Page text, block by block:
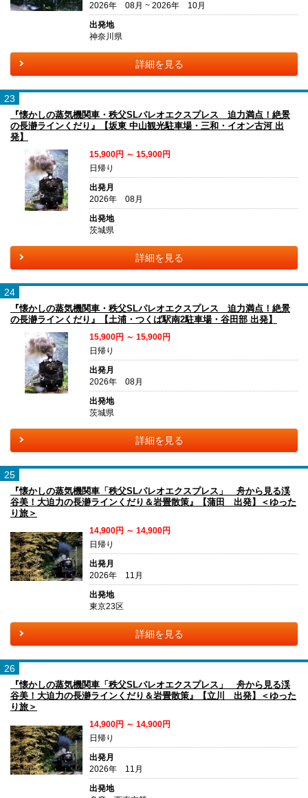
2026年 08月 ~ 2026年 10月
出発地
神奈川県
詳細を見る
23
『懐かしの蒸気機関車・秩父SLパレオエクスプレス 迫力満点！絶景
の長瀞ラインくだり』【坂東 中山観光駐車場・三和・イオン古河 出
発】
15,900円 ～ 15,900円
日帰り
出発月
2026年 08月
出発地
茨城県
詳細を見る
24
『懐かしの蒸気機関車・秩父SLパレオエクスプレス 迫力満点！絶景
の長瀞ラインくだり』【土浦・つくば駅南2駐車場・谷田部 出発】
15,900円 ～ 15,900円
日帰り
出発月
2026年 08月
出発地
茨城県
詳細を見る
25
『懐かしの蒸気機関車「秩父SLパレオエクスプレス」 舟から見る渓
谷美！大迫力の長瀞ラインくだり＆岩畳散策』【蒲田 出発】＜ゆった
り旅＞
14,900円 ～ 14,900円
日帰り
出発月
2026年 11月
出発地
東京23区
詳細を見る
26
『懐かしの蒸気機関車「秩父SLパレオエクスプレス」 舟から見る渓
谷美！大迫力の長瀞ラインくだり＆岩畳散策』【立川 出発】＜ゆった
り旅＞
14,900円 ～ 14,900円
日帰り
出発月
2026年 11月
出発地